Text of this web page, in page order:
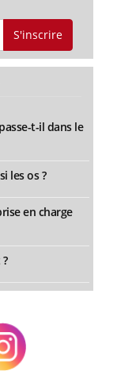
S'inscrire
t-il dans le
les os ?
en charge